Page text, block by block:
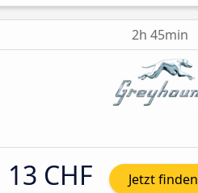
2h 45min
13 CHF Jetzt finden